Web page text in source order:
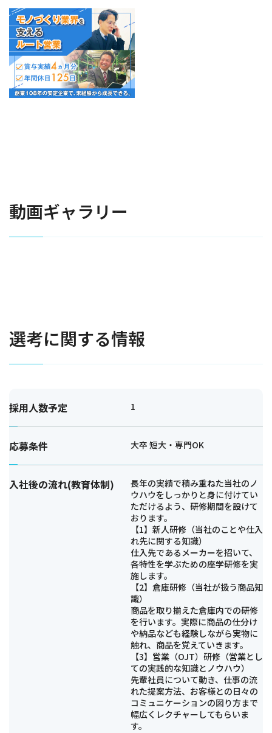
動画ギャラリー
選考に関する情報
採用人数予定 1
応募条件 大卒 短大・専門OK
入社後の流れ(教育体制)
長年の実績で積み重ねた当社のノ
ウハウをしっかりと身に付けてい
ただけるよう、研修期間を設けて
おります。
【1】新人研修（当社のことや仕入
れ先に関する知識）
仕入先であるメーカーを招いて、
各特性を学ぶための座学研修を実
施します。
【2】倉庫研修（当社が扱う商品知
識）
商品を取り揃えた倉庫内での研修
を行います。実際に商品の仕分け
や納品なども経験しながら実物に
触れ、商品を覚えていきます。
【3】営業（OJT）研修（営業とし
ての実践的な知識とノウハウ）
先輩社員について動き、仕事の流
れた提案方法、お客様との日々の
コミュニケーションの図り方まで
幅広くレクチャーしてもらいま
す。